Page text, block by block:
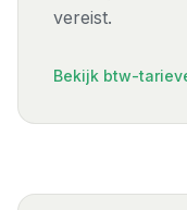
vereist.
Bekijk btw-